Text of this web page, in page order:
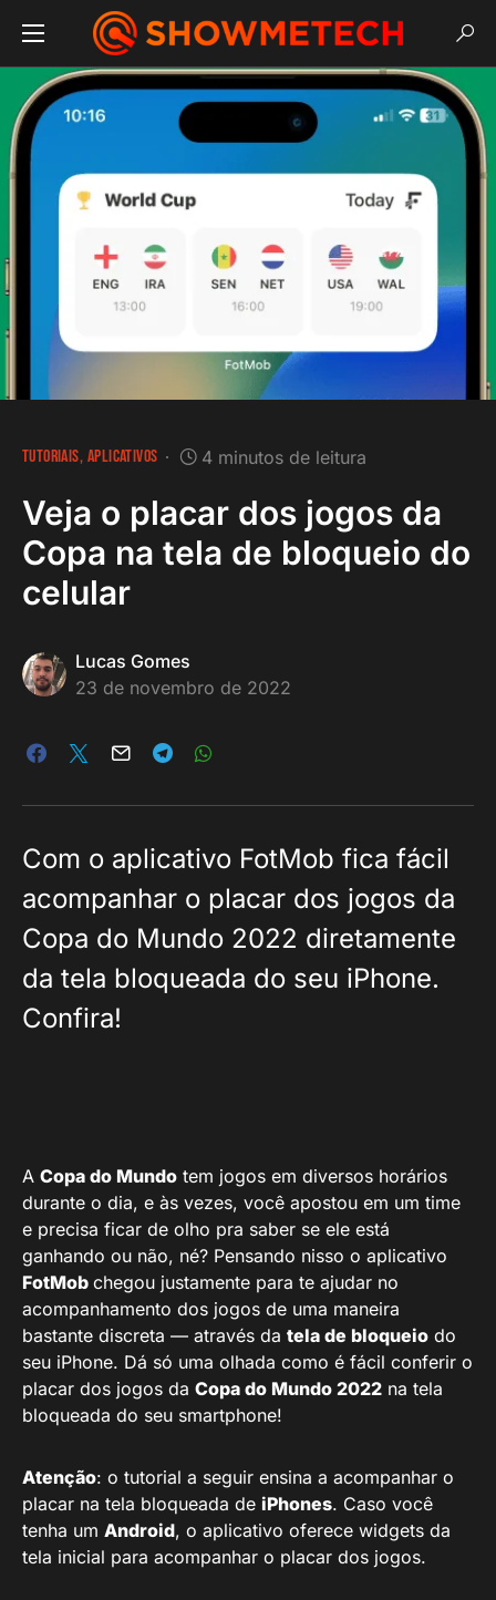
TUTORIAIS APLICATIVOS 4 minutos de leitura
Veja o placar dos jogos da
Copa na tela de bloqueio do
celular
Lucas Gomes
23 de novembro de 2022
Com o aplicativo FotMob fica fácil
acompanhar o placar dos jogos da
Copa do Mundo 2022 diretamente
da tela bloqueada do seu iPhone.
Confira!
A Copa do Mundo tem jogos em diversos horários
durante o dia, e às vezes, você apostou em um time
e precisa ficar de olho pra saber se ele está
ganhando ou não, né? Pensando nisso o aplicativo
FotMob chegou justamente para te ajudar no
acompanhamento dos jogos de uma maneira
bastante discreta — através da tela de bloqueio do
seu iPhone. Dá só uma olhada como é fácil conferir o
placar dos jogos da Copa do Mundo 2022 na tela
bloqueada do seu smartphone!
Atenção: o tutorial a seguir ensina a acompanhar o
placar na tela bloqueada de iPhones. Caso você
tenha um Android, o aplicativo oferece widgets da
tela inicial para acompanhar o placar dos jogos.